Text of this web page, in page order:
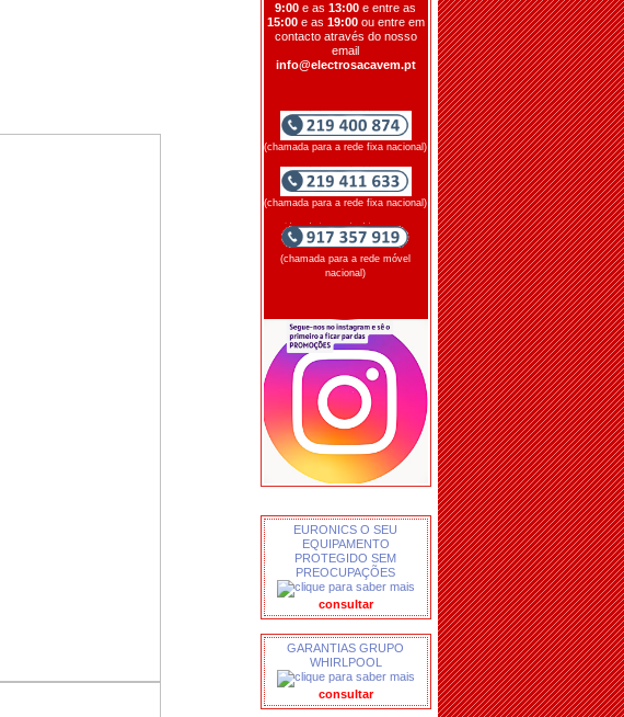
9:00 e as 13:00 e entre as
15:00e as 19:00 ou entre em
contacto através do nosso
email
info@electrosacavem.pt
(chamada para a rede fixa nacional)
(chamada para a rede fixa nacional)
(chamada para a rede móvel
nacional)
EURONICS O SEU
EQUIPAMENTO
PROTEGIDO SEM
PREOCUPAÇÕES
consultar
GARANTIAS GRUPO
WHIRLPOOL
consultar